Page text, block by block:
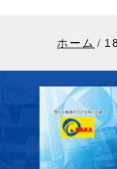
ホーム